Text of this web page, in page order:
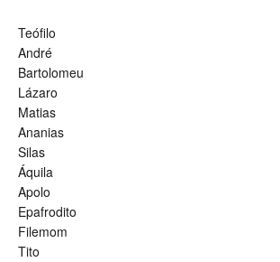
Teófilo
André
Bartolomeu
Lázaro
Matias
Ananias
Silas
Áquila
Apolo
Epafrodito
Filemom
Tito